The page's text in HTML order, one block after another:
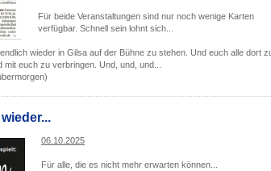
Für beide Veranstaltungen sind nur noch wenige Karten
verfügbar. Schnell sein lohnt sich...
wieder in Gilsa auf der Bühne zu stehen. Und euch alle dort
mit euch zu verbringen. Und, und, und...
06.10.2025
Für alle, die es nicht mehr erwarten können...